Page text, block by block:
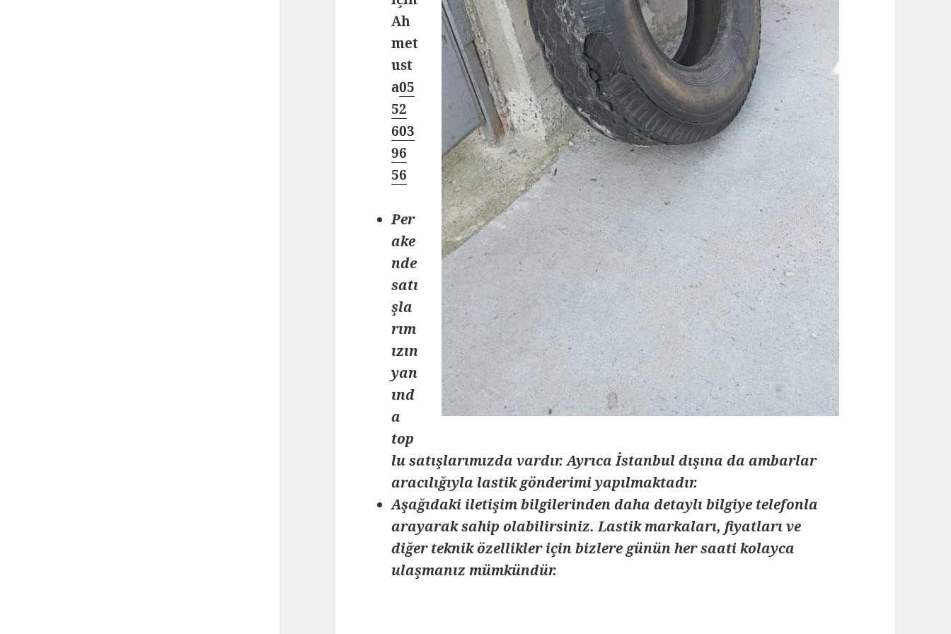
Ah
met
ust
a05
52
603
96
56
Per
ake
nde
satı
şla
rım
ızın
yan
ınd
a
top
lu satışlarımızda vardır. Ayrıca İstanbul dışına da ambarlar
aracılığıyla lastik gönderimi yapılmaktadır.
Aşağıdaki iletişim bilgilerinden daha detaylı bilgiye telefonla
arayarak sahip olabilirsiniz. Lastik markaları, fiyatları ve
diğer teknik özellikler için bizlere günün her saati kolayca
ulaşmanız mümkündür.